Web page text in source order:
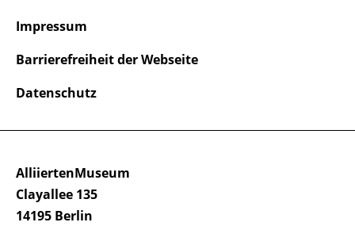
AlliiertenMuseum
Clayallee 135
14195 Berlin
Impressum
Barrierefreiheit der Webseite
Datenschutz